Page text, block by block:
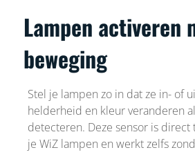
Lampen activeren
beweging
Stel je lampen zo in dat ze in- of
helderheid en kleur veranderen
detecteren. Deze sensor is direct
je WiZ lampen en werkt zelfs